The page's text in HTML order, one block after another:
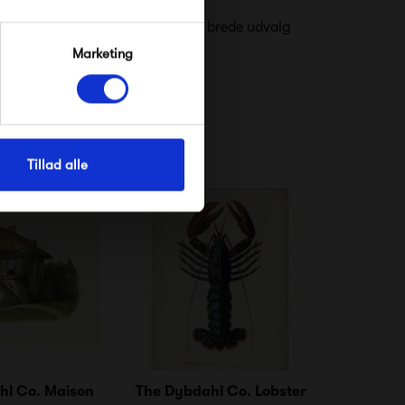
Marketing
Tillad alle
på eventyr og udforske deres brede udvalg
Co. Maison
The Dybdahl Co. Lobster